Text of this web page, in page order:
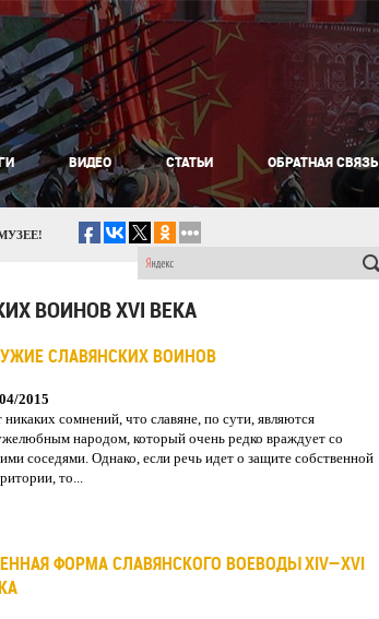
ВИДЕО СТАТЬИ ОБРАТНАЯ СВЯЗЬ
ВОИНОВ XVI ВЕКА
СЛАВЯНСКИХ ВОИНОВ
2015
никаких сомнений, что славяне, по сути, являются
народом, который очень редко враждует со
соседями. Однако, если речь идет о защите собственной
то...
ФОРМА СЛАВЯНСКОГО ВОЕВОДЫ XIV—XVI